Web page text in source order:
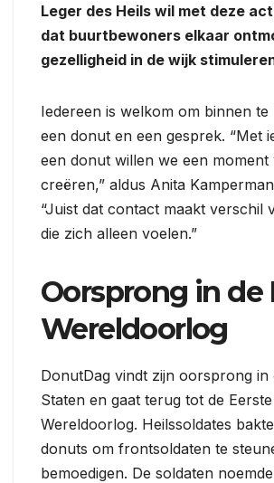
Leger des Heils wil met deze
dat buurtbewoners elkaar
gezelligheid in de wijk
Iedereen is welkom om binnen
een donut en een gesprek. “Met
een donut willen we een
creëren,” aldus Anita
“Juist dat contact maakt verschil
die zich alleen voelen.”
Oorsprong in de
Wereldoorlog
DonutDag vindt zijn oorsprong in
Staten en gaat terug tot de Eerste
Wereldoorlog. Heilssoldates
donuts om frontsoldaten te
bemoedigen. De soldaten